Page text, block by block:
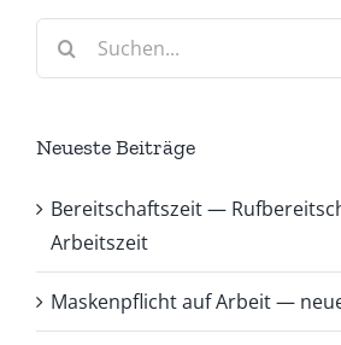
Suche
Neueste Beiträge
Bereitschaftszeit —
Arbeitszeit
Maskenpflicht auf Arbeit —